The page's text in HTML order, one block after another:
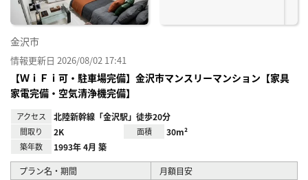
金沢市
情報更新日 2026/08/02 17:41
【ＷｉＦｉ可・駐車場完備】金沢市マンスリーマンション【家具
家電完備・空気清浄機完備】
アクセス 北陸新幹線「金沢駅」徒歩20分
間取り 2K 面積 30m²
築年数 1993年 4月 築
プラン名・期間 月額目安